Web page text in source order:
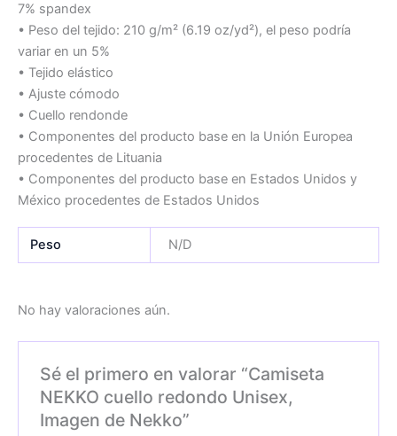
7% spandex
• Peso del tejido: 210 g/m² (6.19 oz/yd²), el peso podría
variar en un 5%
• Tejido elástico
• Ajuste cómodo
• Cuello rendonde
• Componentes del producto base en la Unión Europea
procedentes de Lituania
• Componentes del producto base en Estados Unidos y
México procedentes de Estados Unidos
Peso N/D
No hay valoraciones aún.
Sé el primero en valorar “Camiseta
NEKKO cuello redondo Unisex,
Imagen de Nekko”